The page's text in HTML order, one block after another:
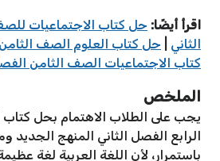
اقرأ أيضًا: حل كتاب الاجتماعيات
الثاني
حل كتاب العلوم الصف
كتاب الاجتماعيات الصف الثامن
الملخص
يجب على الطلاب الاهتمام بحل كتاب
الرابع الفصل الثاني المنهج الجديد
باستمرار، لأن اللغة العربية لغة